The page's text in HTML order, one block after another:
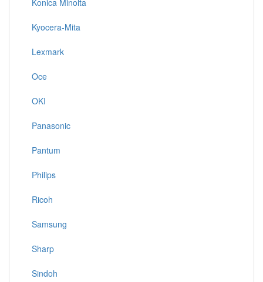
Konica Minolta
Kyocera-Mita
Lexmark
Oce
OKI
Panasonic
Pantum
Philips
Ricoh
Samsung
Sharp
Sindoh